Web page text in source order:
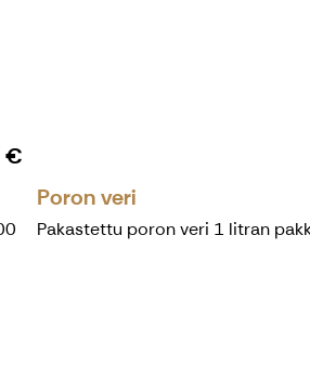
€
Poron veri
Pakastettu poron veri 1 litran